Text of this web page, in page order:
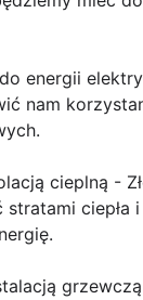
energii
nam
cieplną -
ciepła